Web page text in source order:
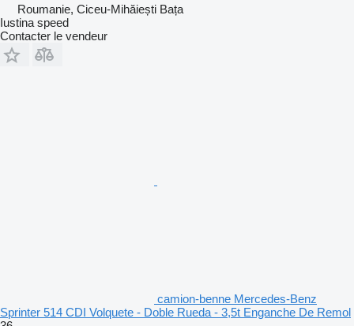
Roumanie, Ciceu-Mihăiești Bața
Iustina speed
Contacter le vendeur
camion-benne Mercedes-Benz
Sprinter 514 CDI Volquete - Doble Rueda - 3,5t Enganche De Remol